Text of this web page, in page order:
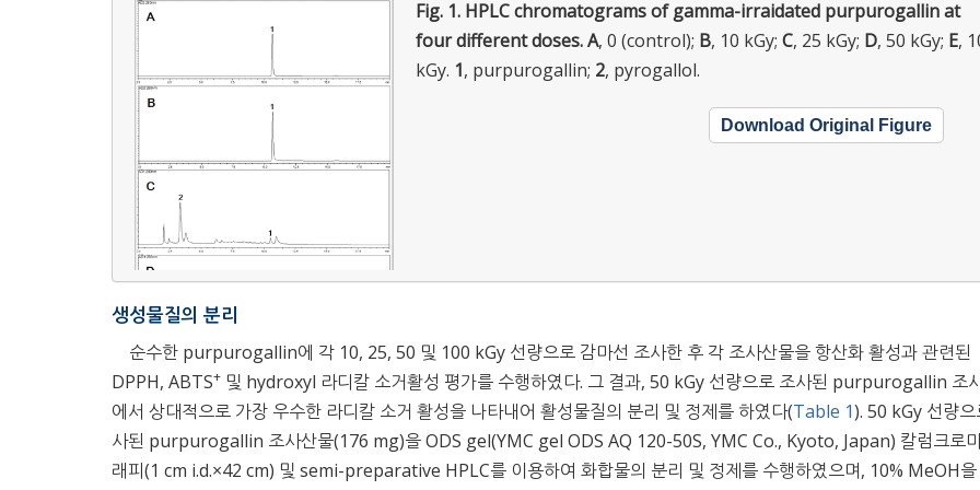
Fig. 1. HPLC chromatograms of gamma-irraidated purpurogallin at
four different doses.A, 0 (control); B, 10 kGy; C, 25 kGy; D, 50 kGy; E,
kGy. 1, purpurogallin; 2, pyrogallol.
Download Original Figure
생성물질의 분리
순수한 purpurogallin에 각 10, 25, 50 및 100 kGy 선량으로 감마선 조사한 후 각 조사산물을 항산화 활성과 관련된
DPPH, ABTS+ 및 hydroxyl 라디칼 소거활성 평가를 수행하였다. 그 결과, 50 kGy 선량으로 조사된 purpurogallin 조
에서 상대적으로 가장 우수한 라디칼 소거 활성을 나타내어 활성물질의 분리 및 정제를 하였다(Table 1). 50 kGy 선량으
사된 purpurogallin 조사산물(176 mg)을 ODS gel(YMC gel ODS AQ 120-50S, YMC Co., Kyoto, Japan) 칼럼크로
래피(1 cm i.d.×42 cm) 및 semi-preparative HPLC를 이용하여 화합물의 분리 및 정제를 수행하였으며, 10% MeOH